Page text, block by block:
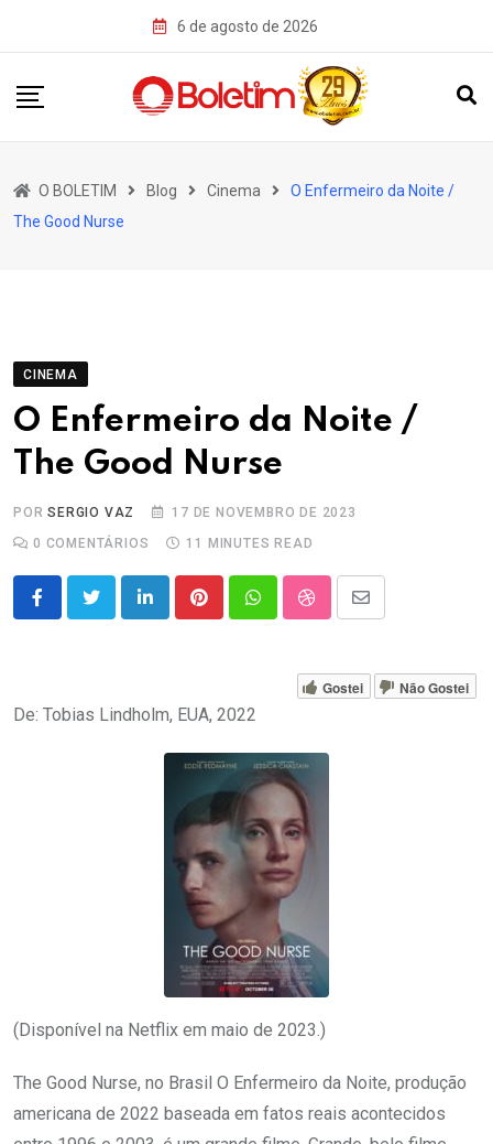
6 de agosto de 2026
O BOLETIM Blog Cinema
O Enfermeiro da Noite /
The Good Nurse
CINEMA
O Enfermeiro da Noite /
The Good Nurse
PORSERGIO VAZ
17 DE NOVEMBRO DE 2023
0 COMENTÁRIOS 11 MINUTES READ
LinkedInPinterestWhatsappStumbleUpon
Share
Email
Gostei Não Gostei
De: Tobias Lindholm, EUA, 2022
(Disponível na Netflix em maio de 2023.)
The Good Nurse, no Brasil O Enfermeiro da Noite, produção
americana de 2022 baseada em fatos reais acontecidos